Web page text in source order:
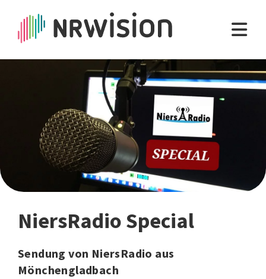
NiersRadio Special
Sendung von NiersRadio aus
Mönchengladbach